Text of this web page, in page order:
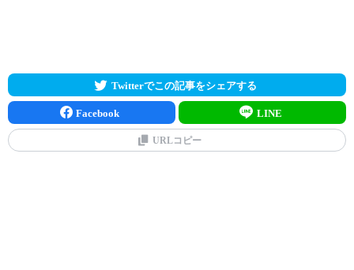
Twitterでこの記事をシェアする
Facebook LINE
URLコピー